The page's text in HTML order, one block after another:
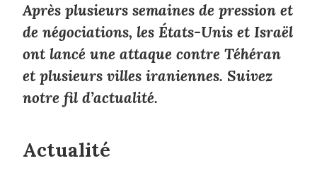
Après plusieurs semaines de pression et
de négociations, les États-Unis et Israël
ont lancé une attaque contre Téhéran
et plusieurs villes iraniennes. Suivez
notre fil d’actualité.
Actualité